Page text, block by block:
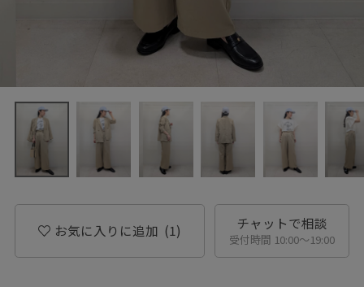
お気に入りに追加 (1) チャットで相談
受付時間 10:00〜19:00